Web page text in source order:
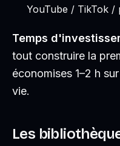
YouTube / TikTok /
Temps
tout construire la
économises 1–2 h sur
vie.
Les